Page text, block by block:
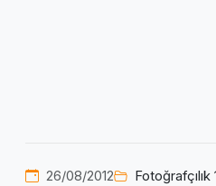
26/08/2012 Fotoğrafçılık